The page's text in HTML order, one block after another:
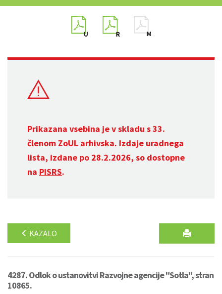
Prikazana vsebina je v skladu s 33.
členom ZoUL arhivska. Izdaje uradnega
lista, izdane po 28.2.2026, so dostopne
na PISRS.
KAZALO
4287. Odlok o ustanovitvi Razvojne agencije "Sotla", stran
10865.